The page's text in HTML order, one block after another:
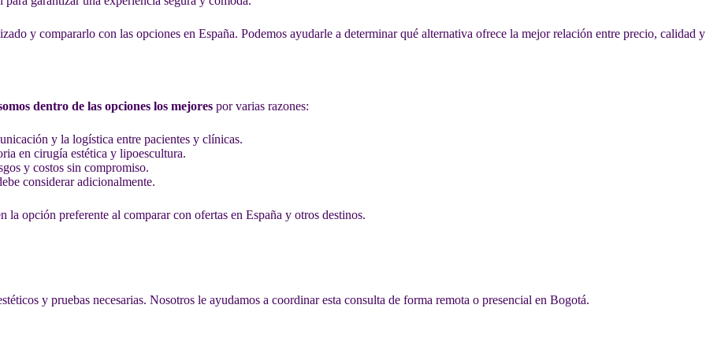
y compararlo con las opciones en España. Podemos ayudarle a determinar qué alternativa ofrece la mejor relación entre precio, calidad y
dentro de las opciones los mejores por varias razones:
y la logística entre pacientes y clínicas.
en cirugía estética y lipoescultura.
y costos sin compromiso.
considerar adicionalmente.
la opción preferente al comparar con ofertas en España y otros destinos.
y pruebas necesarias. Nosotros le ayudamos a coordinar esta consulta de forma remota o presencial en Bogotá.